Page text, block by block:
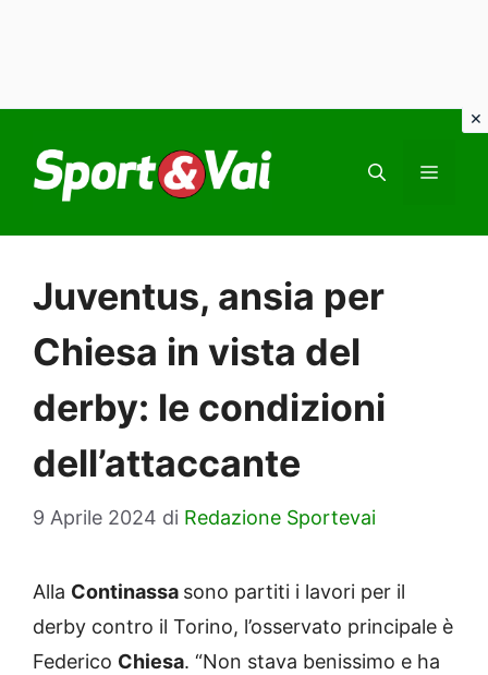
contenuto
Juventus, ansia per
Chiesa in vista del
derby: le condizioni
dell’attaccante
9 Aprile 2024 di Redazione Sportevai
Alla Continassa sono partiti i lavori per il
derby contro il Torino, l’osservato principale è
Federico Chiesa. “Non stava benissimo e ha